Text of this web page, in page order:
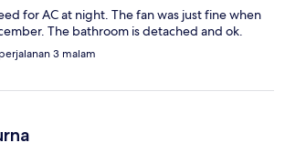
for AC at night. The fan was just fine when
The bathroom is detached and ok.
3 malam